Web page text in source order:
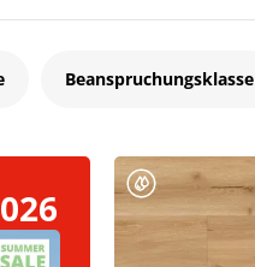
Beanspruchungsklasse